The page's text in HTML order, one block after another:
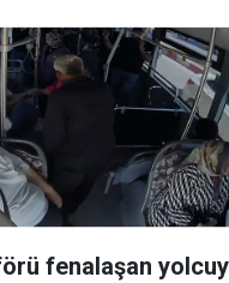
fenalaşan